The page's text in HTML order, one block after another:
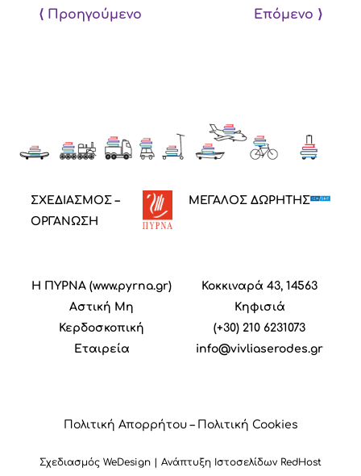
⟨ Προηγούμενο Επόμενο ⟩
Η ΠΥΡΝΑ (www.pyrna.gr)
Αστική Mη
Κερδοσκοπική
Εταιρεία
Κοκκιναρά 43, 14563
Κηφισιά
(+30) 210 6231073
info@vivliaserodes.gr
ΣΧΕΔΙΑΣΜΟΣ –
ΟΡΓΑΝΩΣΗ
ΜΕΓΑΛΟΣ ΔΩΡΗΤΗΣ
Πολιτική Απορρήτου– Πολιτική Cookies
Σχεδιασμός WeDesign | Ανάπτυξη Ιστοσελίδων RedHost